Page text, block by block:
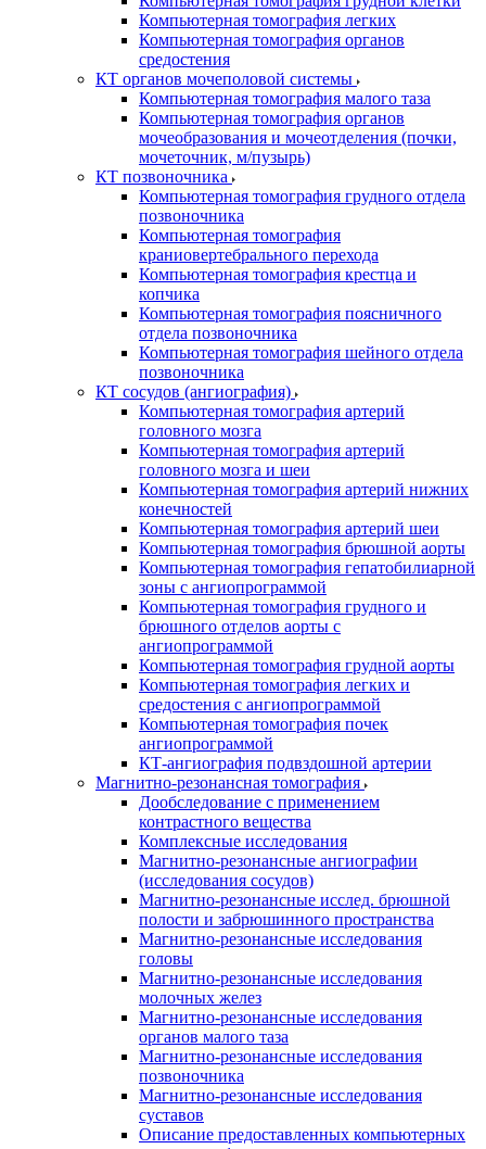
Компьютерная томография легких
Компьютерная томография органов
средостения
КТ органов мочеполовой системы
Компьютерная томография малого таза
Компьютерная томография органов
мочеобразования и мочеотделения (почки,
мочеточник, м/пузырь)
КТ позвоночника
Компьютерная томография грудного отдела
позвоночника
Компьютерная томография
краниовертебрального перехода
Компьютерная томография крестца и
копчика
Компьютерная томография поясничного
отдела позвоночника
Компьютерная томография шейного отдела
позвоночника
КТ сосудов (ангиография)
Компьютерная томография артерий
головного мозга
Компьютерная томография артерий
головного мозга и шеи
Компьютерная томография артерий нижних
конечностей
Компьютерная томография артерий шеи
Компьютерная томография брюшной аорты
Компьютерная томография гепатобилиарной
зоны с ангиопрограммой
Компьютерная томография грудного и
брюшного отделов аорты с
ангиопрограммой
Компьютерная томография грудной аорты
Компьютерная томография легких и
средостения с ангиопрограммой
Компьютерная томография почек
ангиопрограммой
КТ-ангиография подвздошной артерии
Магнитно-резонансная томография
Дообследование с применением
контрастного вещества
Комплексные исследования
Магнитно-резонансные ангиографии
(исследования сосудов)
Магнитно-резонансные исслед. брюшной
полости и забрюшинного пространства
Магнитно-резонансные исследования
головы
Магнитно-резонансные исследования
молочных желез
Магнитно-резонансные исследования
органов малого таза
Магнитно-резонансные исследования
позвоночника
Магнитно-резонансные исследования
суставов
Описание предоставленных компьютерных